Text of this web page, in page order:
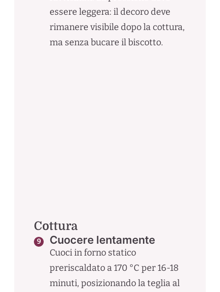
essere leggera: il decoro deve
rimanere visibile dopo la cottura,
ma senza bucare il biscotto.
Cottura
Cuocere lentamente
Cuoci in forno statico
preriscaldato a 170 °C per 16-18
minuti, posizionando la teglia al